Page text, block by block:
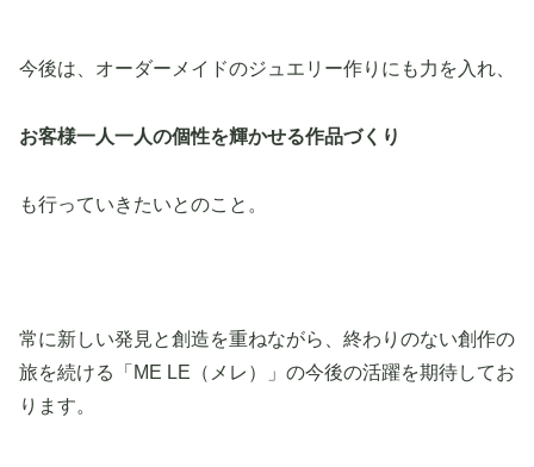
今後は、オーダーメイドのジュエリー作りにも力を入れ、
お客様一人一人の個性を輝かせる作品づくり
も行っていきたいとのこと。
常に新しい発見と創造を重ねながら、終わりのない創作の
旅を続ける「ME LE（メレ）」の今後の活躍を期待してお
ります。